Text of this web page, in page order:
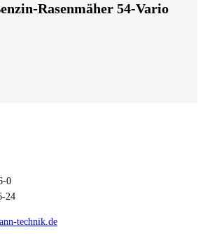
Rasenmäher 54-Vario
0
24
technik.de